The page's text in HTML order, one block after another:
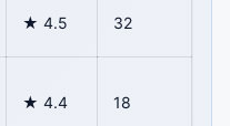
★ 4.5 32
★ 4.4 18